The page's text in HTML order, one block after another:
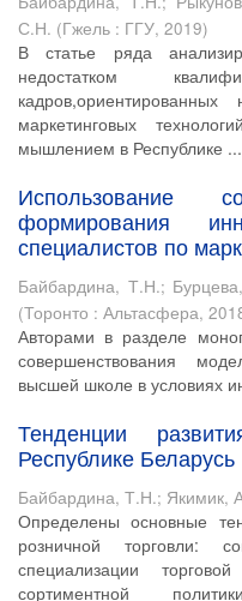
С.Н. (Гжель : ГГУ, 2019)
В статье ряда
недостатком
маркетинговых
мышлением в Республике ...
Использование
формирования
специалистов по
Байбардина, Т.Н.;
(Торонто : Альтасфера,
Авторами в разделе
совершенствования
высшей школе в условиях
Тенденции
Республике Беларусь
Байбардина, Т.Н.; Якимик,
Определены основные
розничной торговли:
специализации
сортиментной